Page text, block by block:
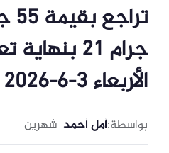
جرام 21
الأربعاء 3-6-2026
بواسطة:أمل أحمد–شهرين